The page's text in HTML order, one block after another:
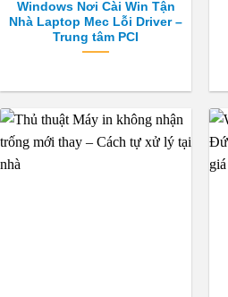
Windows Nơi Cài Win Tận
Nhà Laptop Mec Lỗi Driver –
Trung tâm PCI